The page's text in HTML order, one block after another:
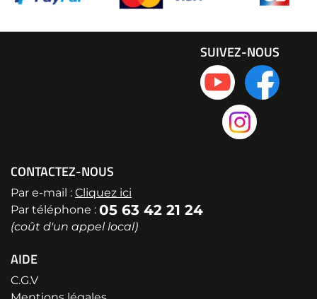
CONTACTEZ-NOUS
Par e-mail : Cliquez ici
Par téléphone : 05 63 42 21 24
(coût d'un appel local)
AIDE
C.G.V
SUIVEZ-NOUS